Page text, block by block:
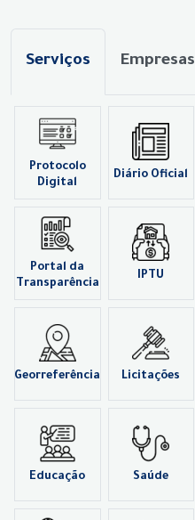
Serviços Empresas
Protocolo
Digital
Diário Oficial
Portal da
Transparência
IPTU
Georreferência Licitações
Educação Saúde